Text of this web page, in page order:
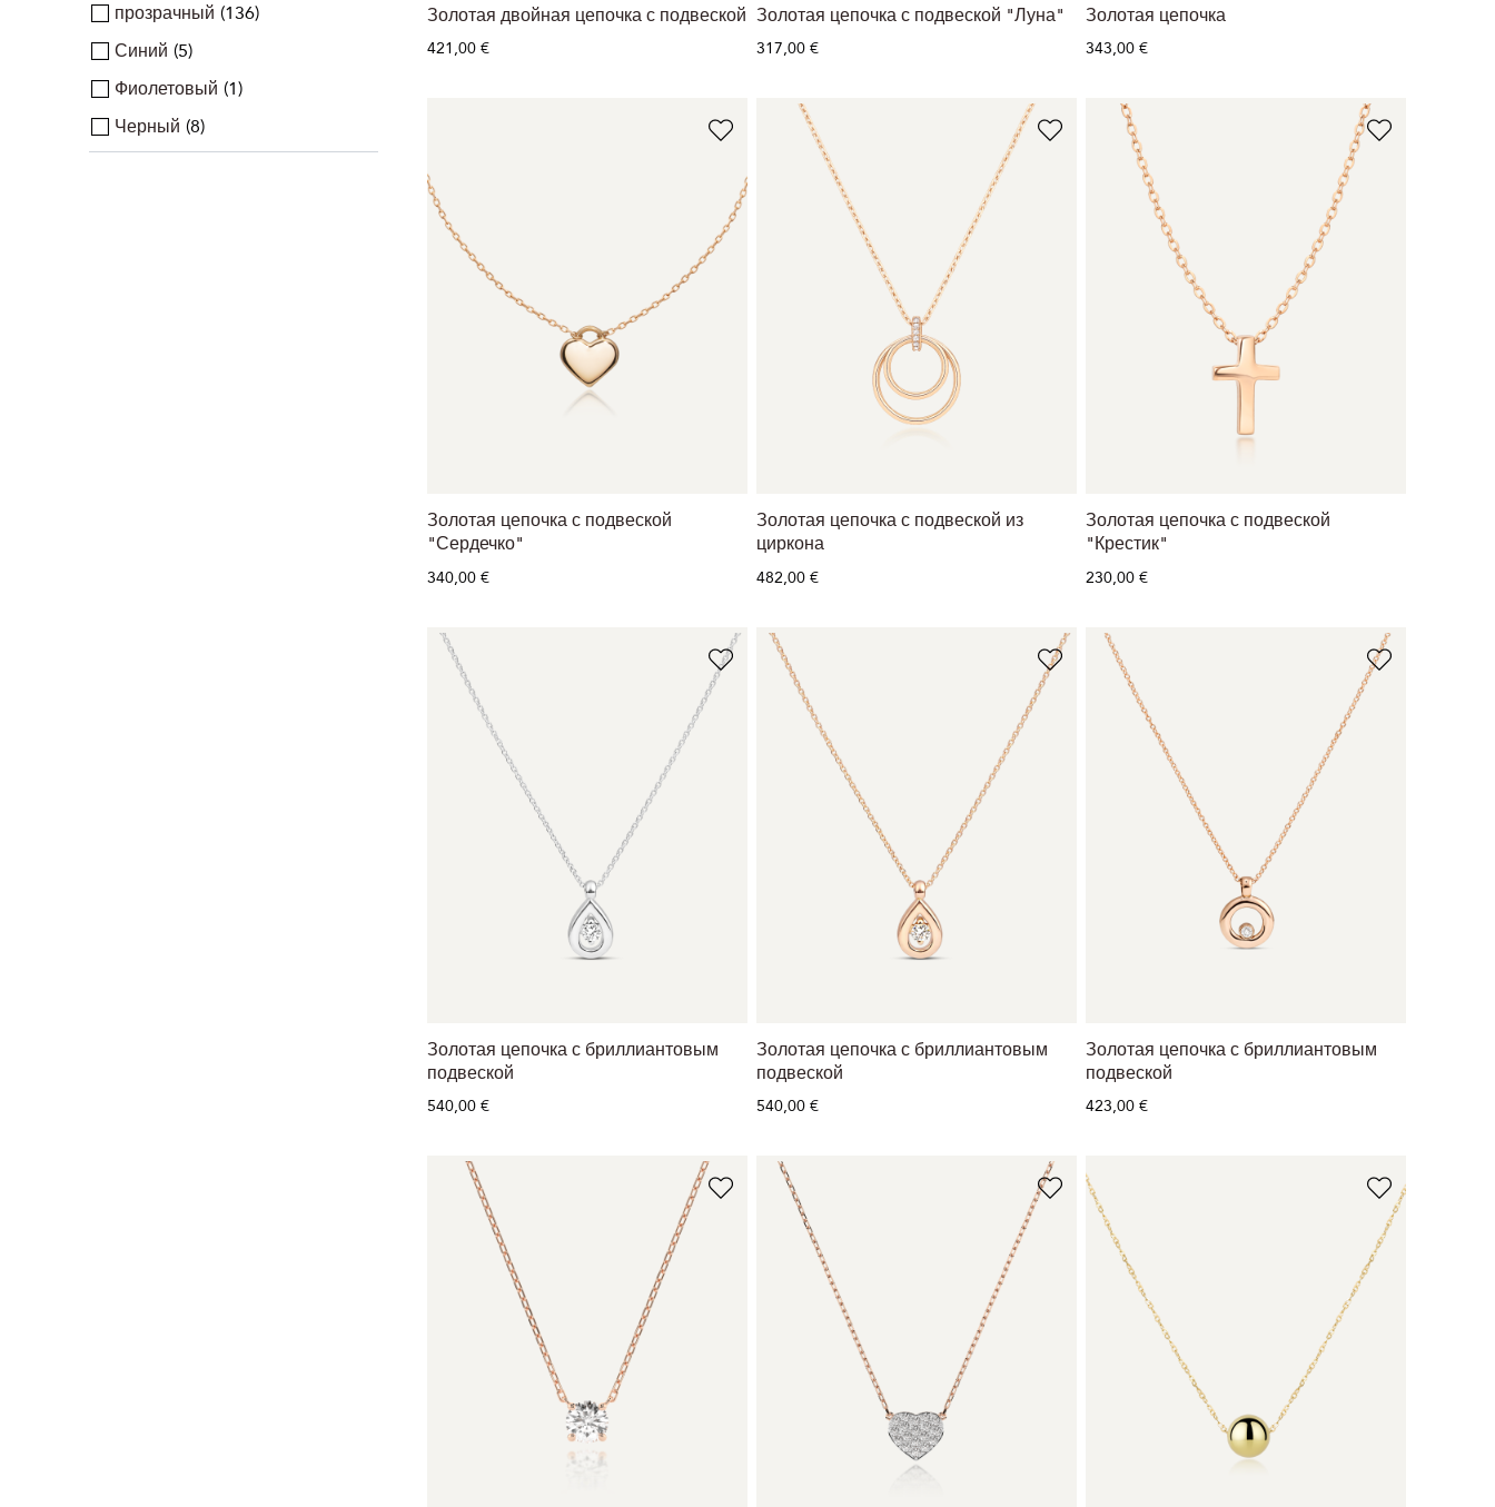
Золотая двойная цепочка с подвеской
421,00 €
Золотая цепочка с подвеской "Луна"
317,00 €
Золотая цепочка
343,00 €
Золотая цепочка с подвеской
"Сердечко"
340,00 €
Золотая цепочка с подвеской из
циркона
482,00 €
Золотая цепочка с подвеской
"Крестик"
230,00 €
Золотая цепочка с бриллиантовым
подвеской
540,00 €
Золотая цепочка с бриллиантовым
подвеской
540,00 €
Золотая цепочка с бриллиантовым
подвеской
423,00 €
прозрачный 136
Синий 5
Фиолетовый 1
Черный 8